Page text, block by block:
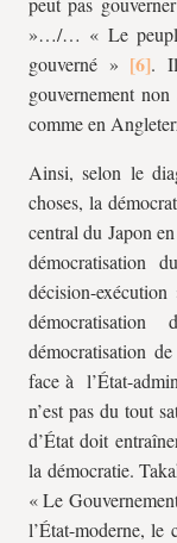
»…/… « Le
gouverné »
. Il
gouvernement
comme en
Ainsi, selon le
choses, la
central du Japon
démocratisation
décision-
démocratisation
face à l’État-
n’est pas du tout
d’État doit
la démocratie.
« Le
l’État-moderne, le